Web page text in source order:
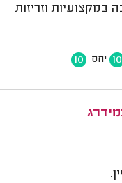
וזריזות
10 יחס 10